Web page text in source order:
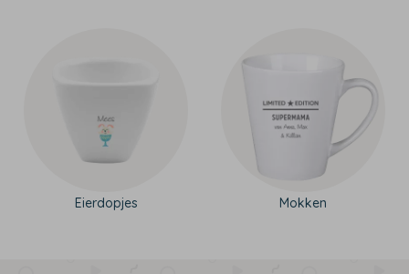
Eierdopjes Mokken